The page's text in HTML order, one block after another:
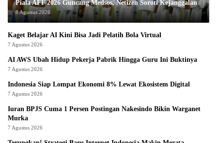
Piala AFF 2026 Guncang Medsos, Netizen Soroti Kejanggalan
8 Agustus 2026
Kaget Belajar AI Kini Bisa Jadi Pelatih Bola Virtual
7 Agustus 2026
AI AWS Ubah Hidup Pekerja Pabrik Hingga Guru Ini Buktinya
7 Agustus 2026
Indonesia Siap Lompat Ekonomi 8% Lewat Ekosistem Digital
7 Agustus 2026
Iuran BPJS Cuma 1 Persen Postingan Nakesindo Bikin Warganet
Murka
7 Agustus 2026